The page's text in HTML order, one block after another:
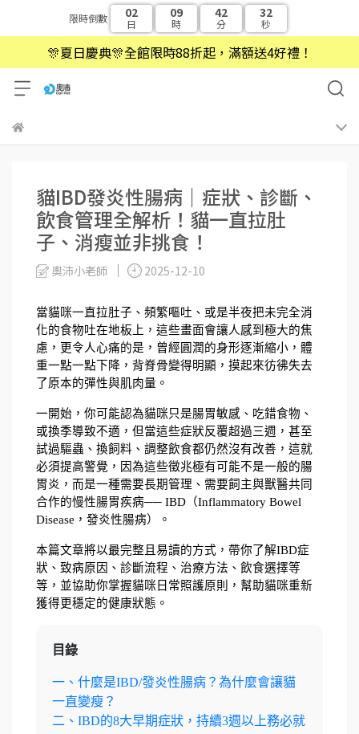
限時倒數 02
日
09
時
42
分
31
秒
🎊夏日慶典🎊全館限時88折起，滿額送4好禮！
貓IBD發炎性腸病｜症狀、診斷、
飲食管理全解析！貓一直拉肚
子、消瘦並非挑食！
奧沛小老師 2025-12-10
當貓咪一直拉肚子、頻繁嘔吐、或是半夜把未完全消
化的食物吐在地板上，這些畫面會讓人感到極大的焦
慮，更令人心痛的是，曾經圓潤的身形逐漸縮小，體
重一點一點下降，背脊骨變得明顯，摸起來彷彿失去
了原本的彈性與肌肉量。
一開始，你可能認為貓咪只是腸胃敏感、吃錯食物、
或換季導致不適，但當這些症狀反覆超過三週，甚至
試過驅蟲、換飼料、調整飲食都仍然沒有改善，這就
必須提高警覺，因為這些徵兆極有可能不是一般的腸
胃炎，而是一種需要長期管理、需要飼主與獸醫共同
合作的慢性腸胃疾病── IBD（Inflammatory Bowel
Disease，發炎性腸病）。
本篇文章將以最完整且易讀的方式，帶你了解IBD症
狀、致病原因、診斷流程、治療方法、飲食選擇等
等，並協助你掌握貓咪日常照護原則，幫助貓咪重新
獲得更穩定的健康狀態。
目錄
一、什麼是IBD/發炎性腸病？為什麼會讓貓
一直變瘦？
二、IBD的8大早期症狀，持續3週以上務必就